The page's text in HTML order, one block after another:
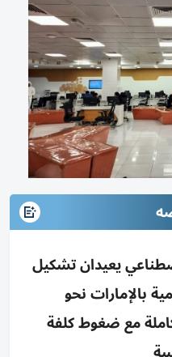
يعيدان تشكيل
بالإمارات نحو
مع ضغوط كلفة